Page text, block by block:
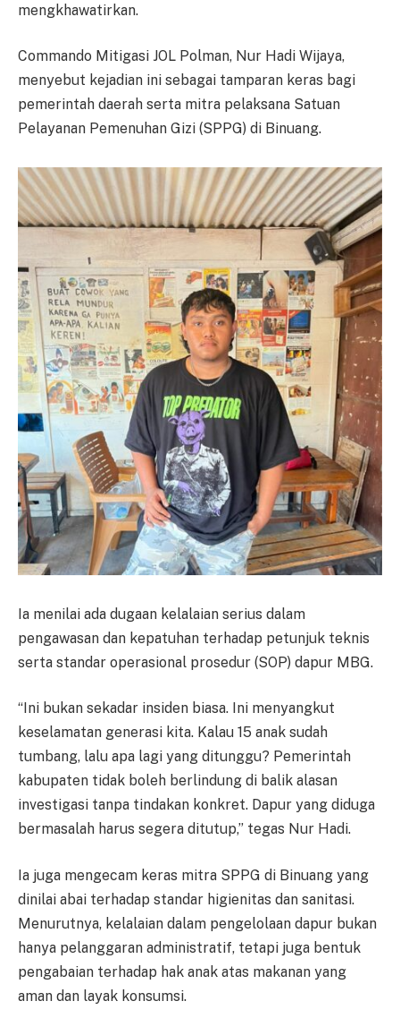
mengkhawatirkan.
Commando Mitigasi JOL Polman, Nur Hadi Wijaya,
menyebut kejadian ini sebagai tamparan keras bagi
pemerintah daerah serta mitra pelaksana Satuan
Pelayanan Pemenuhan Gizi (SPPG) di Binuang.
Ia menilai ada dugaan kelalaian serius dalam
pengawasan dan kepatuhan terhadap petunjuk teknis
serta standar operasional prosedur (SOP) dapur MBG.
“Ini bukan sekadar insiden biasa. Ini menyangkut
keselamatan generasi kita. Kalau 15 anak sudah
tumbang, lalu apa lagi yang ditunggu? Pemerintah
kabupaten tidak boleh berlindung di balik alasan
investigasi tanpa tindakan konkret. Dapur yang diduga
bermasalah harus segera ditutup,” tegas Nur Hadi.
Ia juga mengecam keras mitra SPPG di Binuang yang
dinilai abai terhadap standar higienitas dan sanitasi.
Menurutnya, kelalaian dalam pengelolaan dapur bukan
hanya pelanggaran administratif, tetapi juga bentuk
pengabaian terhadap hak anak atas makanan yang
aman dan layak konsumsi.